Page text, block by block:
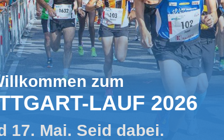
zum
LAUF 2026
17. Mai. Seid dabei.